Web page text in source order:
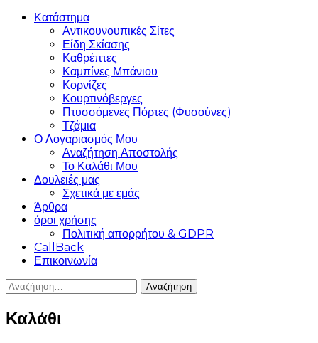
Κατάστημα
Αντικουνουπικές Σίτες
Είδη Σκίασης
Καθρέπτες
Καμπίνες Μπάνιου
Κορνίζες
Κουρτινόβεργες
Πτυσσόμενες Πόρτες (Φυσούνες)
Τζάμια
Ο Λογαριασμός Μου
Αναζήτηση Αποστολής
Το Καλάθι Μου
Δουλειές μας
Σχετικά με εμάς
Άρθρα
όροι χρήσης
Πολιτική απορρήτου & GDPR
CallBack
Επικοινωνία
Αναζήτηση
Καλάθι